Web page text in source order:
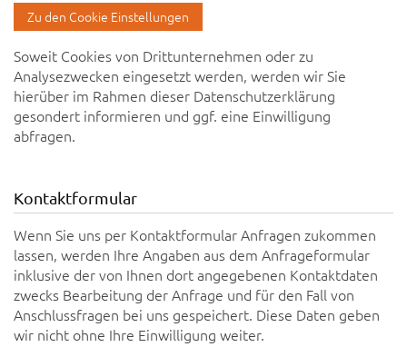
Zu den Cookie Einstellungen
Soweit Cookies von Drittunternehmen oder zu
Analysezwecken eingesetzt werden, werden wir Sie
hierüber im Rahmen dieser Datenschutzerklärung
gesondert informieren und ggf. eine Einwilligung
abfragen.
Kontaktformular
Wenn Sie uns per Kontaktformular Anfragen zukommen
lassen, werden Ihre Angaben aus dem Anfrageformular
inklusive der von Ihnen dort angegebenen Kontaktdaten
zwecks Bearbeitung der Anfrage und für den Fall von
Anschlussfragen bei uns gespeichert. Diese Daten geben
wir nicht ohne Ihre Einwilligung weiter.